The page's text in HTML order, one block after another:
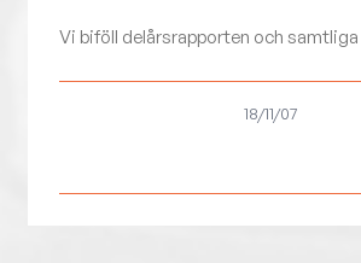
Vi biföll delårsrapporten och
18/11/07